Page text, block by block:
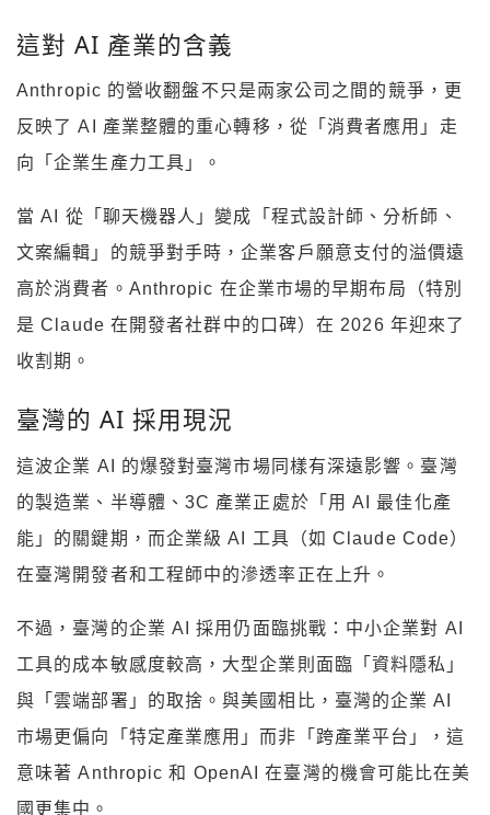
這對 AI 產業的含義
Anthropic 的營收翻盤不只是兩家公司之間的競爭，更
反映了 AI 產業整體的重心轉移，從「消費者應用」走
向「企業生產力工具」。
當 AI 從「聊天機器人」變成「程式設計師、分析師、
文案編輯」的競爭對手時，企業客戶願意支付的溢價遠
高於消費者。Anthropic 在企業市場的早期布局（特別
是 Claude 在開發者社群中的口碑）在 2026 年迎來了
收割期。
臺灣的 AI 採用現況
這波企業 AI 的爆發對臺灣市場同樣有深遠影響。臺灣
的製造業、半導體、3C 產業正處於「用 AI 最佳化產
能」的關鍵期，而企業級 AI 工具（如 Claude Code）
在臺灣開發者和工程師中的滲透率正在上升。
不過，臺灣的企業 AI 採用仍面臨挑戰：中小企業對 AI
工具的成本敏感度較高，大型企業則面臨「資料隱私」
與「雲端部署」的取捨。與美國相比，臺灣的企業 AI
市場更偏向「特定產業應用」而非「跨產業平台」，這
意味著 Anthropic 和 OpenAI 在臺灣的機會可能比在美
國更集中。